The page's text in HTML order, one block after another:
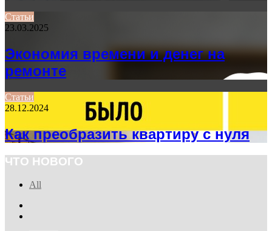
Статьи
23.03.2025
Экономия времени и денег на
ремонте
Статьи
28.12.2024
Как преобразить квартиру с нуля
ЧТО НОВОГО
All